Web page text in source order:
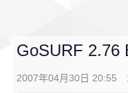
GoSURF 2.76
2007年04月30日 20:55